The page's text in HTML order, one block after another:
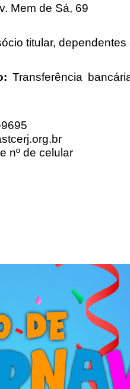
Mem de Sá, 69
titular,
Transferência
nº de celular